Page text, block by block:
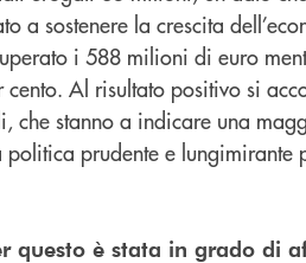
a sostenere la crescita
i 588 milioni di euro
Al risultato positivo si
stanno a indicare una
prudente e lungimirante
questo è stata in grado di